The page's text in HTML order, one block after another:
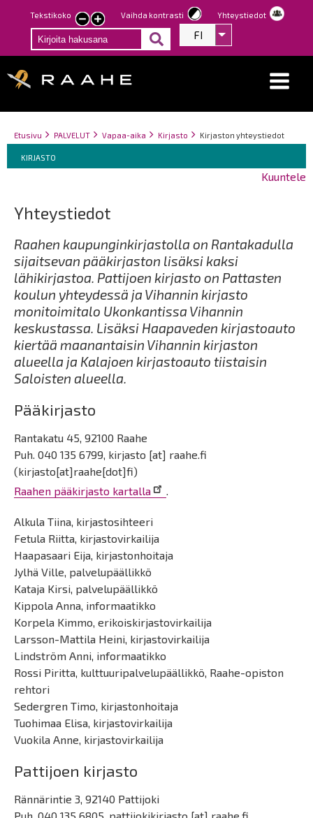
Hyppää
pääsisältöön
Tekstikoko
Pienennä
tekstin
kokoa
Suurenna
tekstin
kokoa
Vaihda kontrasti Yhteystiedot
FI Listaa
Breadcrumbs
You
here:
Etusivu PALVELUT Vapaa-aika Kirjasto Kirjaston yhteystiedot
Breadcrumbs
You
are
KIRJASTO
Kuuntele
Yhteystiedot
Raahen kaupunginkirjastolla on Rantakadulla
sijaitsevan pääkirjaston lisäksi kaksi
lähikirjastoa. Pattijoen kirjasto on Pattasten
koulun yhteydessä ja Vihannin kirjasto
monitoimitalo Ukonkantissa Vihannin
keskustassa. Lisäksi Haapaveden kirjastoauto
kiertää maanantaisin Vihannin kirjaston
alueella ja Kalajoen kirjastoauto tiistaisin
Saloisten alueella.
Pääkirjasto
Rantakatu 45, 92100 Raahe
Puh. 040 135 6799, kirjasto [at] raahe.fi
(kirjasto[at]raahe[dot]fi)
Raahen pääkirjasto kartalla
.
Alkula Tiina, kirjastosihteeri
Fetula Riitta, kirjastovirkailija
Haapasaari Eija, kirjastonhoitaja
Jylhä Ville, palvelupäällikkö
Kataja Kirsi, palvelupäällikkö
Kippola Anna, informaatikko
Korpela Kimmo, erikoiskirjastovirkailija
Larsson-Mattila Heini, kirjastovirkailija
Lindström Anni, informaatikko
Rossi Piritta, kulttuuripalvelupäällikkö, Raahe-opiston
rehtori
Sedergren Timo, kirjastonhoitaja
Tuohimaa Elisa, kirjastovirkailija
Vuokila Anne, kirjastovirkailija
Pattijoen kirjasto
Rännärintie 3, 92140 Pattijoki